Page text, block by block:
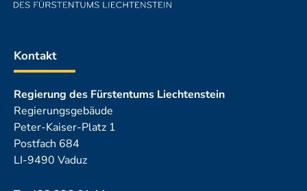
Kontakt
Regierung des Fürstentums Liechtenstein
Regierungsgebäude
Peter-Kaiser-Platz 1
Postfach 684
LI-9490 Vaduz